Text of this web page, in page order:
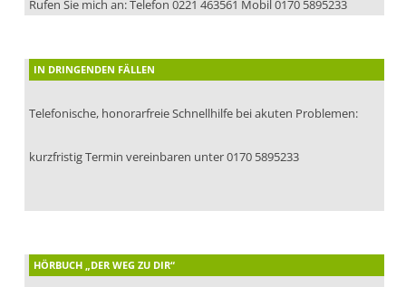
Rufen Sie mich an: Telefon 0221 463561 Mobil 0170 5895233
IN DRINGENDEN FÄLLEN
Telefonische, honorarfreie Schnellhilfe bei akuten Problemen:
kurzfristig Termin vereinbaren unter 0170 5895233
HÖRBUCH „DER WEG ZU DIR“